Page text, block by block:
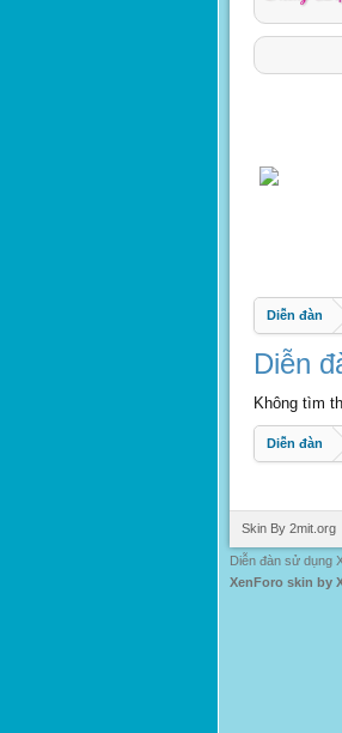
Diễn đàn
Diễn
Không tìm
Diễn đàn
Skin By 2mit.org
Diễn đàn sử dụng
XenForo skin by